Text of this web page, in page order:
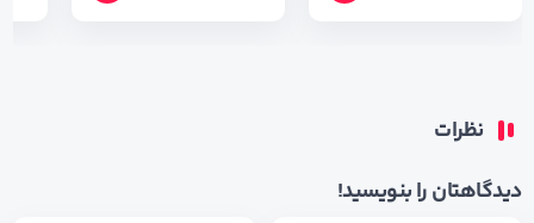
نظرات
دیدگاهتان را بنویسید!